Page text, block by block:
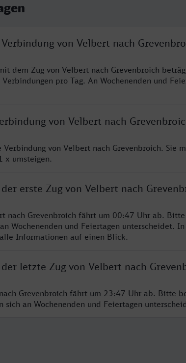
von Velbert nach
dem Zug von Velbert nach Grevenbroich
pro Tag. An Wochenenden und
von Velbert nach
von Velbert nach Grevenbroich. Sie
x umsteigen.
erste Zug von Velbert nach
nach Grevenbroich fährt um 00:47 Uhr ab.
Wochenenden und Feiertagen unterscheidet.
Informationen auf einen Blick.
letzte Zug von Velbert nach
Grevenbroich fährt um 23:47 Uhr ab. Bitte
sich an Wochenenden und Feiertagen